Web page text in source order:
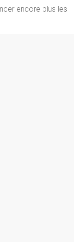
encore plus les